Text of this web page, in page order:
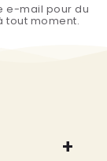
e-mail pour du
tout moment.